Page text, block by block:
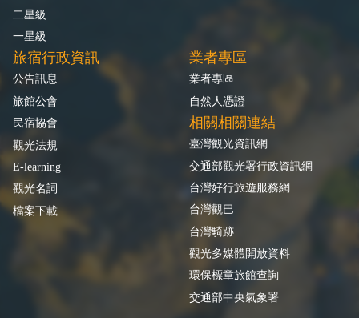
二星級
一星級
旅宿行政資訊
公告訊息
旅館公會
民宿協會
觀光法規
E-learning
觀光名詞
檔案下載
業者專區
業者專區
自然人憑證
相關相關連結
臺灣觀光資訊網
交通部觀光署行政資訊網
台灣好行旅遊服務網
台灣觀巴
台灣騎跡
觀光多媒體開放資料
環保標章旅館查詢
交通部中央氣象署